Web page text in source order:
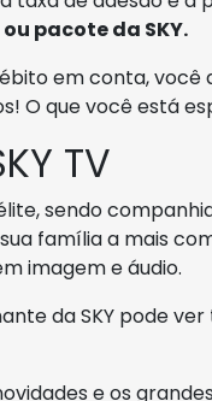
pacote da SKY.
em conta, você
O que você está
TV
sendo
família a mais
imagem e áudio.
da SKY pode
e os